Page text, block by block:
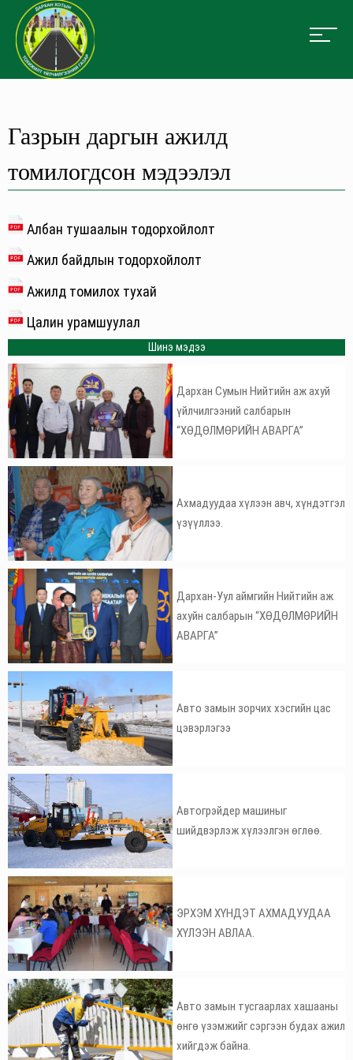
Газрын даргын ажилд
томилогдсон мэдээлэл
Албан тушаалын тодорхойлолт
Ажил байдлын тодорхойлолт
Ажилд томилох тухай
Цалин урамшуулал
Шинэ мэдээ
Дархан Сумын Нийтийн аж ахуй
үйлчилгээний салбарын
“ХӨДӨЛМӨРИЙН АВАРГА”
Ахмадуудаа хүлээн авч, хүндэтгэл
үзүүллээ.
Дархан-Уул аймгийн Нийтийн аж
ахуйн салбарын “ХӨДӨЛМӨРИЙН
АВАРГА”
Авто замын зорчих хэсгийн цас
цэвэрлэгээ
Автогрэйдер машиныг
шийдвэрлэж хүлээлгэн өглөө.
ЭРХЭМ ХҮНДЭТ АХМАДУУДАА
ХҮЛЭЭН АВЛАА.
Авто замын тусгаарлах хашааны
өнгө үзэмжийг сэргээн будах ажил
хийгдэж байна.